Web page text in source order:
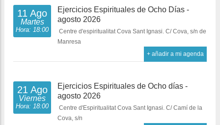
11 Ago
Martes
Hora: 18:00
Ejercicios Espirituales de Ocho Días -
agosto 2026
Centre d'espiritualitat Cova Sant Ignasi. C/ Cova, s/n de
Manresa
+ añadir a mi agenda
21 Ago
Viernes
Hora: 18:00
Ejercicios Espirituales de Ocho días -
agosto 2026
Centre d'Espiritualitat Cova Sant Ignasi. C/ Camí de la
Cova, s/n